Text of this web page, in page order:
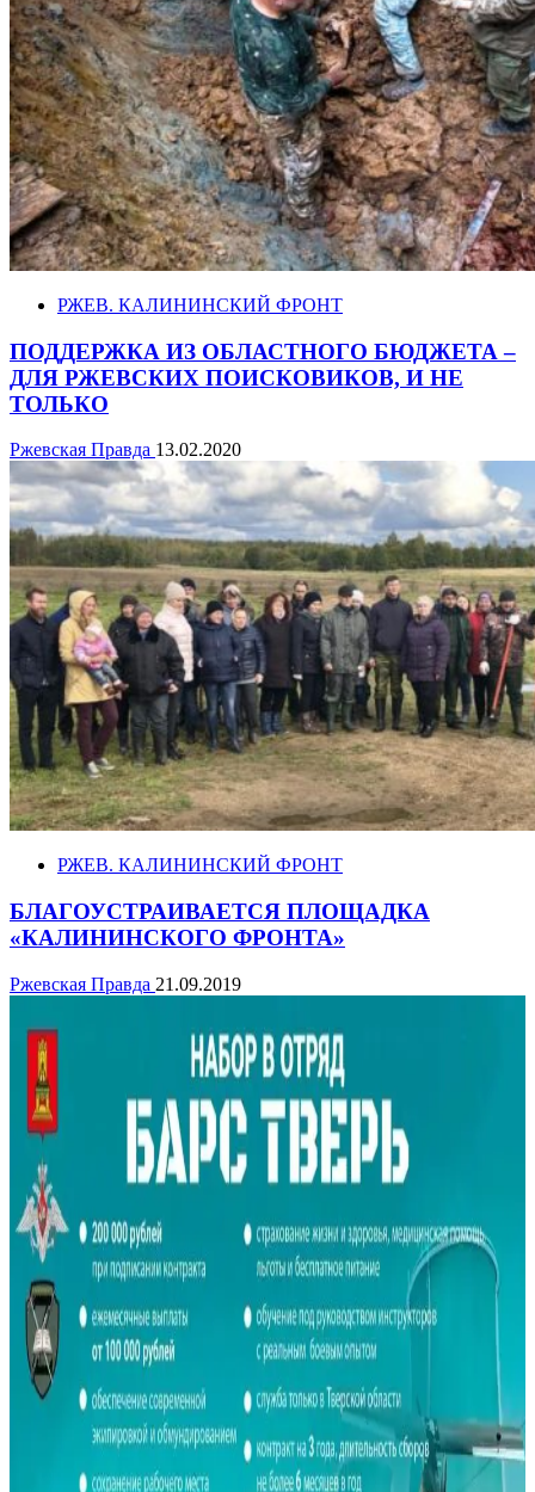
РЖЕВ. КАЛИНИНСКИЙ ФРОНТ
ПОДДЕРЖКА ИЗ ОБЛАСТНОГО БЮДЖЕТА –
ДЛЯ РЖЕВСКИХ ПОИСКОВИКОВ, И НЕ
ТОЛЬКО
Ржевская Правда 13.02.2020
РЖЕВ. КАЛИНИНСКИЙ ФРОНТ
БЛАГОУСТРАИВАЕТСЯ ПЛОЩАДКА
«КАЛИНИНСКОГО ФРОНТА»
Ржевская Правда 21.09.2019